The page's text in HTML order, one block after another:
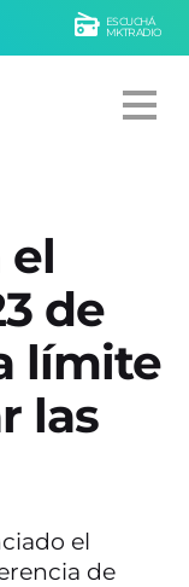
ESCUCHÁ
MKTRADIO
el
de
límite
las
el
de